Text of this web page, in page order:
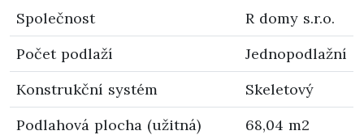
Společnost
R domy s.r.o.
Počet podlaží
Jednopodlažní
Konstrukční systém
Skeletový
Podlahová plocha (užitná)
68,04 m2